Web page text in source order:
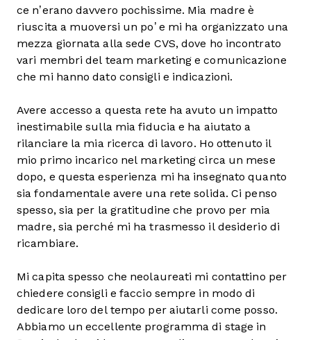
ce n’erano davvero pochissime. Mia madre è
riuscita a muoversi un po’ e mi ha organizzato una
mezza giornata alla sede CVS, dove ho incontrato
vari membri del team marketing e comunicazione
che mi hanno dato consigli e indicazioni.
Avere accesso a questa rete ha avuto un impatto
inestimabile sulla mia fiducia e ha aiutato a
rilanciare la mia ricerca di lavoro. Ho ottenuto il
mio primo incarico nel marketing circa un mese
dopo, e questa esperienza mi ha insegnato quanto
sia fondamentale avere una rete solida. Ci penso
spesso, sia per la gratitudine che provo per mia
madre, sia perché mi ha trasmesso il desiderio di
ricambiare.
Mi capita spesso che neolaureati mi contattino per
chiedere consigli e faccio sempre in modo di
dedicare loro del tempo per aiutarli come posso.
Abbiamo un eccellente programma di stage in